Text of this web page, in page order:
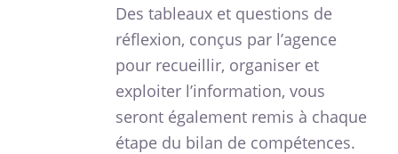
Des tableaux et questions de
réflexion, conçus par l’agence
pour recueillir, organiser et
exploiter l’information, vous
seront également remis à chaque
étape du bilan de compétences.